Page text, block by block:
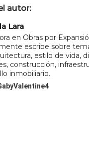
autor:
Lara
en Obras por
escribe sobre
estilo de vida,
construcción,
inmobiliario.